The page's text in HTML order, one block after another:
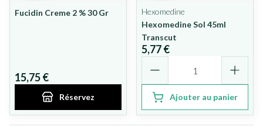
Fucidin Creme 2 % 30 Gr
15,75 €
Réservez
Hexomedine
Hexomedine Sol 45ml
Transcut
5,77 €
Ajouter au panier